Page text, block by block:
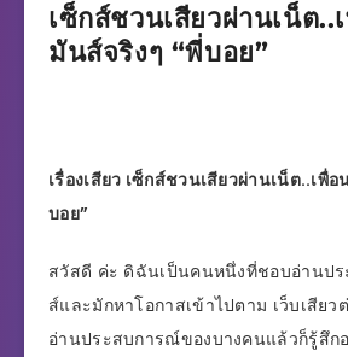
เซ็กส์ชวนเสียวผ่านเน็ต..
มันส์จริงๆ “พี่บอย”
เรื่องเสียว เซ็กส์ชวนเสียวผ่านเน็ต..เพื่
บอย”
สวัสดี ค่ะ ดิฉันเป็นคนหนึ่งที่ชอบอ่านปร
ส์และมักหาโอกาสเข้าไปตาม เว็บเสียว
อ่านประสบการณ์ของบางคนแล้วก็รู้สึก